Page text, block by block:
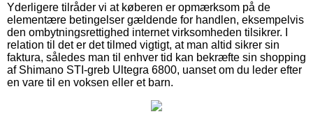
Yderligere tilråder vi at køberen er opmærksom på de
elementære betingelser gældende for handlen, eksempelvis
den ombytningsrettighed internet virksomheden tilsikrer. I
relation til det er det tilmed vigtigt, at man altid sikrer sin
faktura, således man til enhver tid kan bekræfte sin shopping
af Shimano STI-greb Ultegra 6800, uanset om du leder efter
en vare til en voksen eller et barn.